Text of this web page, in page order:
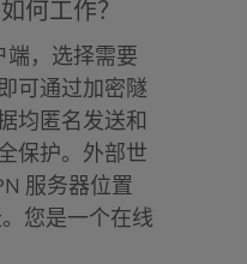
何工作？
端，选择需要
可通过加密隧
均匿名发送和
保护。外部世
服务器位置
您是一个在线